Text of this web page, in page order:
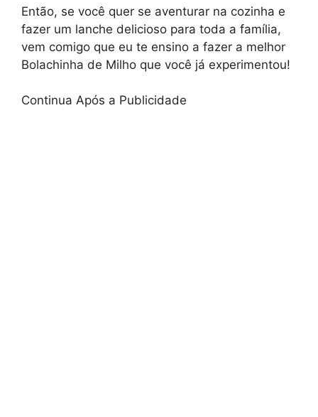
Então, se você quer se aventurar na cozinha e
fazer um lanche delicioso para toda a família,
vem comigo que eu te ensino a fazer a melhor
Bolachinha de Milho que você já experimentou!
Continua Após a Publicidade